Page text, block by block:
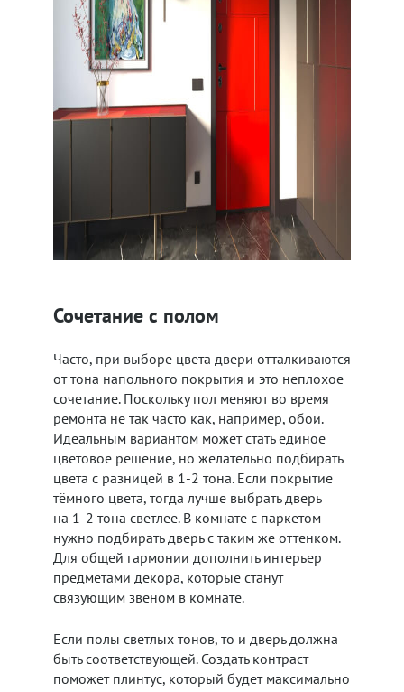
Сочетание с полом
Часто, при выборе цвета двери отталкиваются
от тона напольного покрытия и это неплохое
сочетание. Поскольку пол меняют во время
ремонта не так часто как, например, обои.
Идеальным вариантом может стать единое
цветовое решение, но желательно подбирать
цвета с разницей в 1-2 тона. Если покрытие
тёмного цвета, тогда лучше выбрать дверь
на 1-2 тона светлее. В комнате с паркетом
нужно подбирать дверь с таким же оттенком.
Для общей гармонии дополнить интерьер
предметами декора, которые станут
связующим звеном в комнате.
Если полы светлых тонов, то и дверь должна
быть соответствующей. Создать контраст
поможет плинтус, который будет максимально